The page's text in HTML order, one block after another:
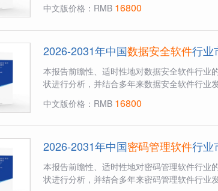
中文版价格：RMB 16800
2026-2031年中国数据安全软件行业
本报告前瞻性、适时性地对数据安全软件行业
状进行分析，并结合多年来数据安全软件行业
中文版价格：RMB 16800
2026-2031年中国密码管理软件行业
本报告前瞻性、适时性地对密码管理软件行业
状进行分析，并结合多年来密码管理软件行业